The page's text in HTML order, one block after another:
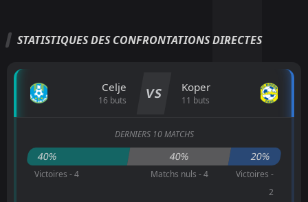
STATISTIQUES DES CONFRONTATIONS DIRECTES
Celje
16 buts VS Koper
11 buts
DERNIERS 10 MATCHS
40% 40% 20%
Victoires - 4 Matchs nuls - 4
Victoires -
2